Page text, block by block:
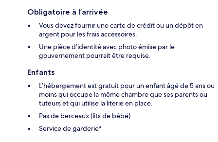
Obligatoire à l’arrivée
Vous devez fournir une carte de crédit ou un dépôt en
argent pour les frais accessoires.
Une pièce d’identité avec photo émise par le
gouvernement pourrait être requise.
Enfants
L’hébergement est gratuit pour un enfant âgé de 5 ans ou
moins qui occupe la même chambre que ses parents ou
tuteurs et qui utilise la literie en place.
Pas de berceaux (lits de bébé)
Service de garderie*